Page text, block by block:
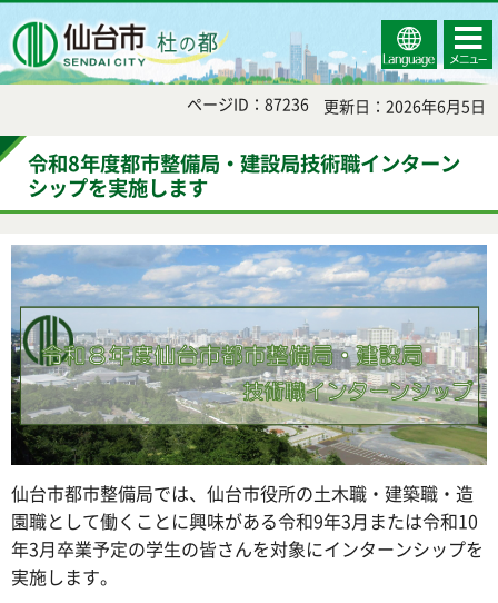
Select
Language
コンテ
ンツメ
ニュー
ページID：87236 更新日：2026年6月5日
令和8年度都市整備局・建設局技術職インターン
シップを実施します
仙台市都市整備局では、仙台市役所の土木職・建築職・造
園職として働くことに興味がある令和9年3月または令和10
年3月卒業予定の学生の皆さんを対象にインターンシップを
実施します。